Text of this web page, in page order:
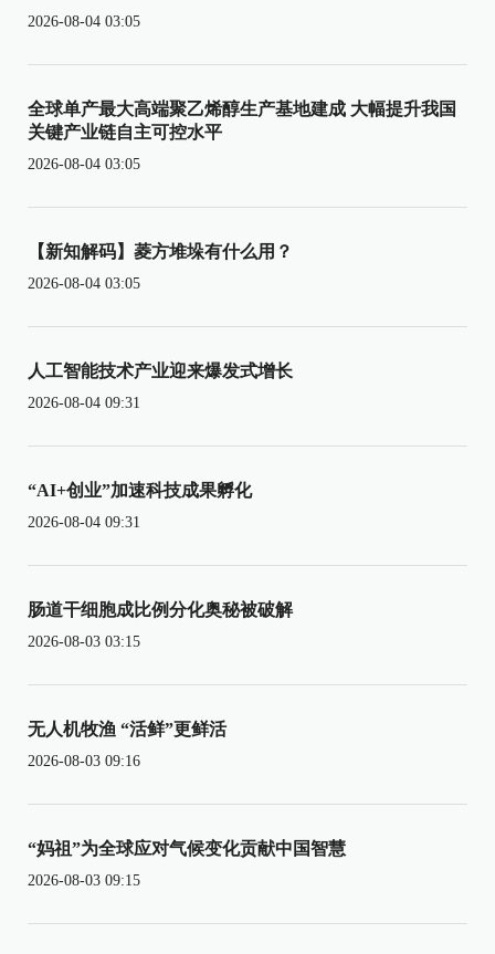
2026-08-04 03:05
全球单产最大高端聚乙烯醇生产基地建成 大幅提升我国
关键产业链自主可控水平
2026-08-04 03:05
【新知解码】菱方堆垛有什么用？
2026-08-04 03:05
人工智能技术产业迎来爆发式增长
2026-08-04 09:31
“AI+创业”加速科技成果孵化
2026-08-04 09:31
肠道干细胞成比例分化奥秘被破解
2026-08-03 03:15
无人机牧渔 “活鲜”更鲜活
2026-08-03 09:16
“妈祖”为全球应对气候变化贡献中国智慧
2026-08-03 09:15